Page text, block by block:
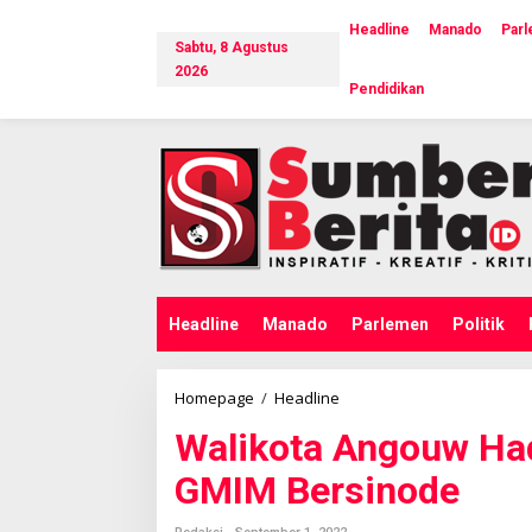
i
Sabtu, 8 Agustus
2026
Headline Manado
Pendidikan
Headline Manado Parlemen Politik
Homepage / Headline
l
i
k
o
t
Walikota Angouw
GMIM Bersinode